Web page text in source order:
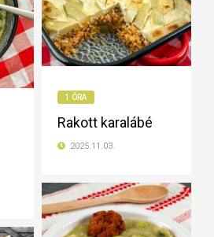
1 ÓRA
Rakott karalábé
2025.11.03.